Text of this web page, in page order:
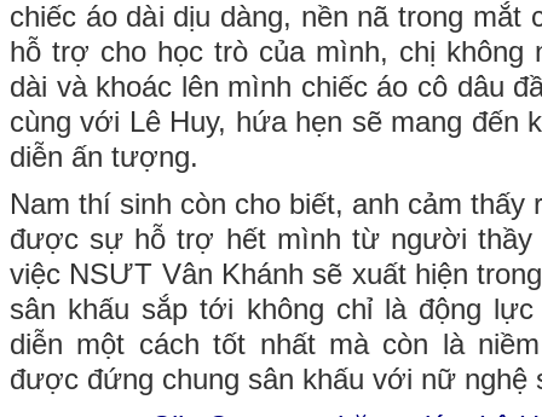
chiếc áo dài dịu dàng, nền nã trong mắt
hỗ trợ cho học trò của mình, chị không
dài và khoác lên mình chiếc áo cô dâu
cùng với Lê Huy, hứa hẹn sẽ mang đến
diễn ấn tượng.
Nam thí sinh còn cho biết, anh cảm thấy
được sự hỗ trợ hết mình từ người thầy
việc NSƯT Vân Khánh sẽ xuất hiện
sân khấu sắp tới không chỉ là động
diễn một cách tốt nhất mà còn là
được đứng chung sân khấu với nữ